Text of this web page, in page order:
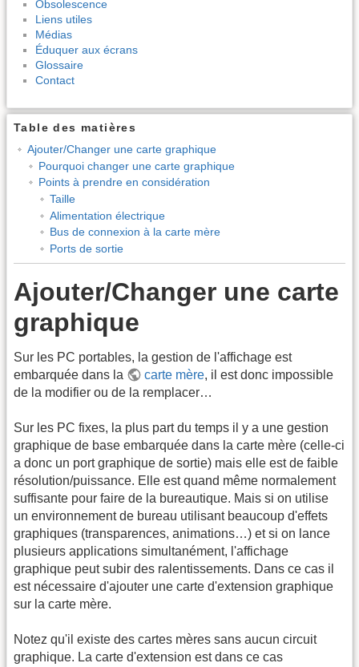
Obsolescence
Liens utiles
Médias
Éduquer aux écrans
Glossaire
Contact
Table des matières
Ajouter/Changer une carte graphique
Pourquoi changer une carte graphique
Points à prendre en considération
Taille
Alimentation électrique
Bus de connexion à la carte mère
Ports de sortie
Ajouter/Changer une carte
graphique
Sur les PC portables, la gestion de l'affichage est
embarquée dans la
carte mère, il est donc impossible
de la modifier ou de la remplacer…
Sur les PC fixes, la plus part du temps il y a une gestion
graphique de base embarquée dans la carte mère (celle-ci
a donc un port graphique de sortie) mais elle est de faible
résolution/puissance. Elle est quand même normalement
suffisante pour faire de la bureautique. Mais si on utilise
un environnement de bureau utilisant beaucoup d'effets
graphiques (transparences, animations…) et si on lance
plusieurs applications simultanément, l'affichage
graphique peut subir des ralentissements. Dans ce cas il
est nécessaire d'ajouter une carte d'extension graphique
sur la carte mère.
Notez qu'il existe des cartes mères sans aucun circuit
graphique. La carte d'extension est dans ce cas